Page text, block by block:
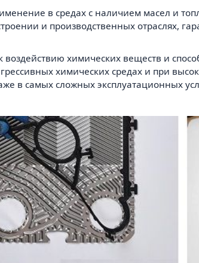
в средах с наличием масел и
и производственных отраслях,
химических веществ и
химических средах и при
в самых сложных эксплуатационных